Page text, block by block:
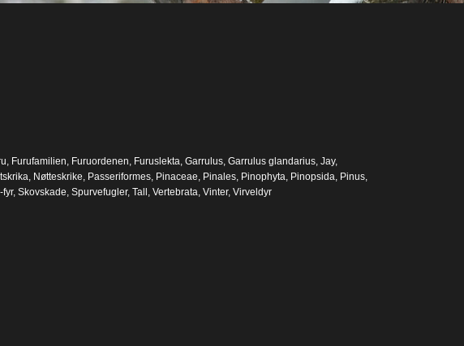
Furufamilien Furuordenen Furuslekta Garrulus, Garrulus glandarius, Jay,
Nøtteskrike Passeriformes, Pinaceae Pinales, Pinophyta Pinopsida Pinus,
fyr, Skovskade Spurvefugler, Tall Vertebrata Vinter, Virveldyr